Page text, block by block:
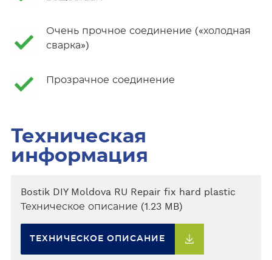
Очень прочное соединение («холодная
сварка»)
Прозрачное соединение
Техническая
информация
Bostik DIY Moldova RU Repair fix hard plastic
Техническое описание (1.23 MB)
ТЕХНИЧЕСКОЕ ОПИСАНИЕ